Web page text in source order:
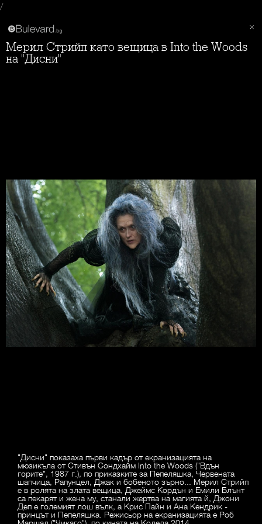
/
Мерил Стрийп като вещица в Into the Woods
на "Дисни"
"Дисни" показаха първи кадър от екранизацията на
мюзикъла от Стивън Сондхайм Into the Woods ("Вдън
горите", 1987 г.), по приказките за Пепеляшка, Червената
шапчица, Рапунцел, Джак и бобеното зърно... Мерил Стрийп
е в ролята на злата вещица, Джеймс Кордън и Емили Блънт
са пекарят и жена му, станали жертва на магията й, Джони
Деп е големият лош вълк, а Крис Пайн и Ана Кендрик -
принцът и Пепеляшка. Режисьор на екранизацията е Роб